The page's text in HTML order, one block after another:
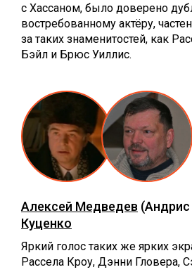
с Хассаном, было доверено
востребованному актёру,
за таких знаменитостей, как
Бэйл и Брюс Уиллис.
Алексей Медведев
Куценко
Яркий голос таких же ярких
Рассела Кроу, Дэнни Гловера,